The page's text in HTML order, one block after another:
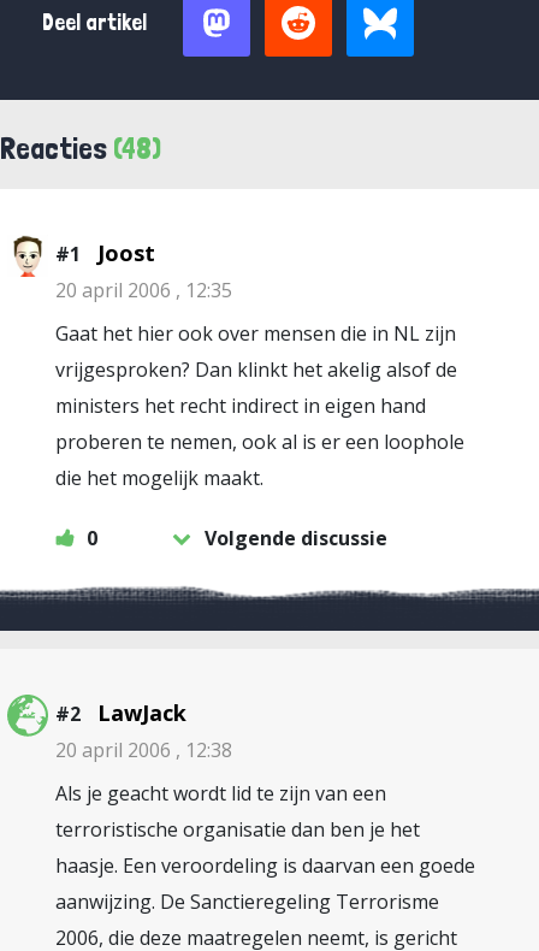
Deel artikel
Reacties (48)
#1 Joost
20 april 2006 , 12:35
Gaat het hier ook over mensen die in NL zijn
vrijgesproken? Dan klinkt het akelig alsof de
ministers het recht indirect in eigen hand
proberen te nemen, ook al is er een loophole
die het mogelijk maakt.
0 Volgende discussie
#2 LawJack
20 april 2006 , 12:38
Als je geacht wordt lid te zijn van een
terroristische organisatie dan ben je het
haasje. Een veroordeling is daarvan een goede
aanwijzing. De Sanctieregeling Terrorisme
2006, die deze maatregelen neemt, is gericht